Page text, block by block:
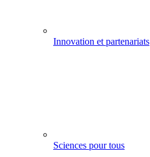
Innovation et partenariats
Sciences pour tous